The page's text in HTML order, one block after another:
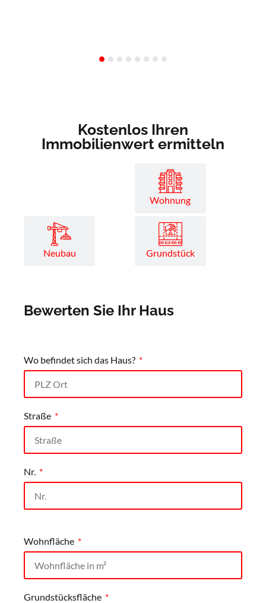
Kostenlos Ihren
Immobilienwert ermitteln
Wohnung
Neubau Grundstück
Bewerten Sie Ihr Haus
Wo befindet sich das Haus?
Straße
Nr.
Wohnfläche
Grundstücksfläche